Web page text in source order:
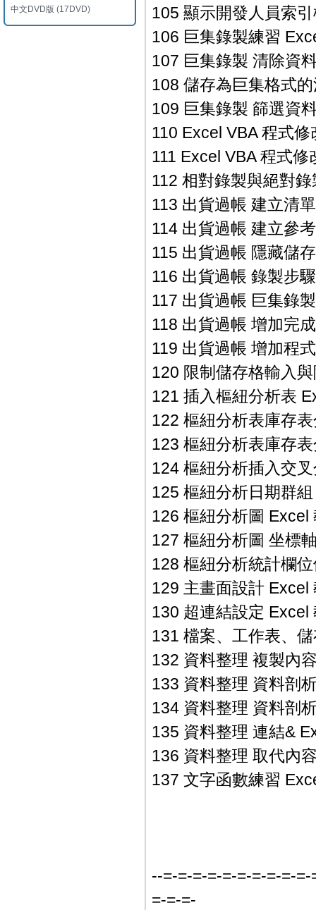
中文DVD版 (17DVD)
105 顯示開發人員索
106 巨集錄製練習
107 巨集錄製 清除資
108 儲存為巨集格式
109 巨集錄製 篩選資
110 Excel VBA 程式
111 Excel VBA 程式
112 相對錄製與絕對
113 出貨過帳 建立清
114 出貨過帳 建立參
115 出貨過帳 隱藏儲
116 出貨過帳 錄製步
117 出貨過帳 巨集錄
118 出貨過帳 增加完
119 出貨過帳 增加程
120 限制儲存格輸入
121 插入樞紐分析表
122 樞紐分析表庫存
123 樞紐分析表庫存
124 樞紐分析插入交
125 樞紐分析日期群
126 樞紐分析圖 Excel
127 樞紐分析圖 坐標
128 樞紐分析統計欄
129 主畫面設計 Excel
130 超連結設定 Excel
131 檔案、工作表、
132 資料整理 複製內
133 資料整理 資料剖
134 資料整理 資料剖
135 資料整理 連結&
136 資料整理 取代內
137 文字函數練習
--=-=-=-=-=-=-=-=-=-
=-=-=-